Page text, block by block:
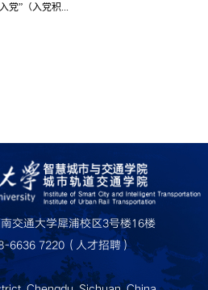
党”（入党积...
交通大学犀浦校区3号楼16楼
6636 7220（人才招聘）